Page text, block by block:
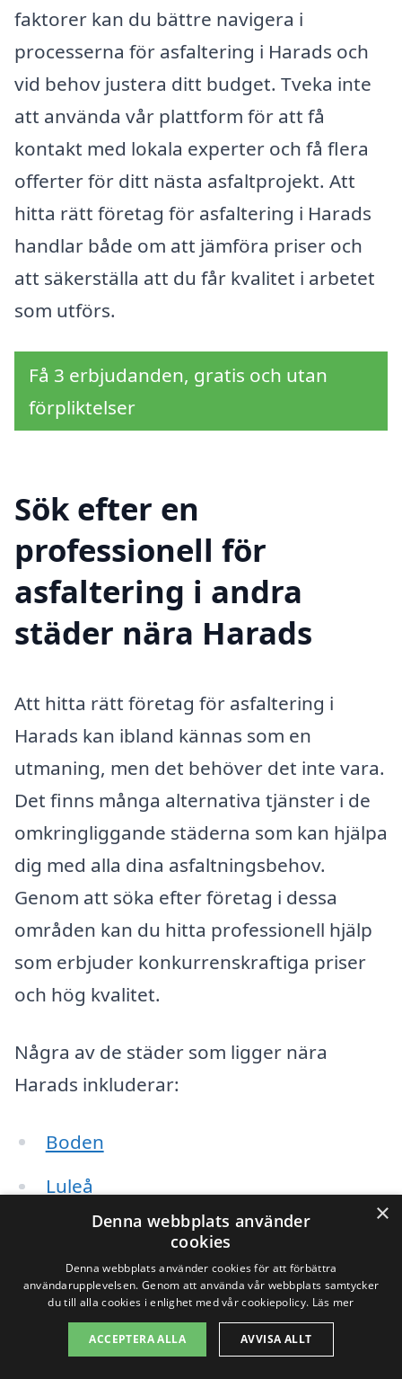
faktorer kan du bättre navigera i
processerna för asfaltering i Harads och
vid behov justera ditt budget. Tveka inte
att använda vår plattform för att få
kontakt med lokala experter och få flera
offerter för ditt nästa asfaltprojekt. Att
hitta rätt företag för asfaltering i Harads
handlar både om att jämföra priser och
att säkerställa att du får kvalitet i arbetet
som utförs.
Få 3 erbjudanden, gratis och utan
förpliktelser
Sök efter en
professionell för
asfaltering i andra
städer nära Harads
Att hitta rätt företag för asfaltering i
Harads kan ibland kännas som en
utmaning, men det behöver det inte vara.
Det finns många alternativa tjänster i de
omkringliggande städerna som kan hjälpa
dig med alla dina asfaltningsbehov.
Genom att söka efter företag i dessa
områden kan du hitta professionell hjälp
som erbjuder konkurrenskraftiga priser
och hög kvalitet.
Några av de städer som ligger nära
Harads inkluderar:
Boden
Luleå
Öjebyn
Råneå
Nybrygga
×
Denna webbplats använder
cookies
Denna webbplats använder cookies för att förbättra
användarupplevelsen. Genom att använda vår webbplats samtycker
du till alla cookies i enlighet med vår cookiepolicy. Läs mer
ACCEPTERA ALLA AVVISA ALLT